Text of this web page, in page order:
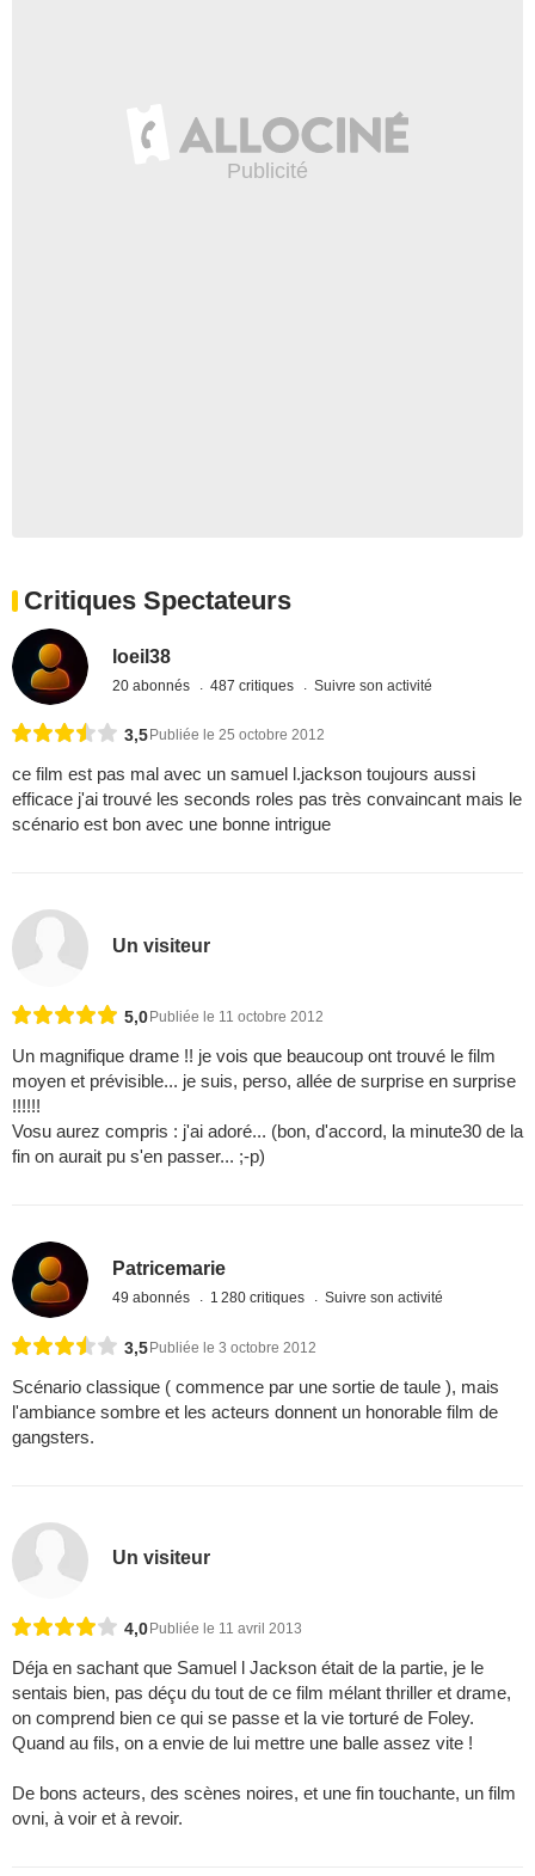
Critiques Spectateurs
loeil38
20 abonnés 487 critiques Suivre son activité
3,5 Publiée le 25 octobre 2012
ce film est pas mal avec un samuel l.jackson toujours aussi
efficace j'ai trouvé les seconds roles pas très convaincant mais le
scénario est bon avec une bonne intrigue
Un visiteur
5,0Publiée le 11 octobre 2012
Un magnifique drame !! je vois que beaucoup ont trouvé le film
moyen et prévisible... je suis, perso, allée de surprise en surprise
!!!!!!
Vosu aurez compris : j'ai adoré... (bon, d'accord, la minute30 de la
fin on aurait pu s'en passer... ;-p)
Patricemarie
49 abonnés 1 280 critiques Suivre son activité
3,5Publiée le 3 octobre 2012
Scénario classique ( commence par une sortie de taule ), mais
l'ambiance sombre et les acteurs donnent un honorable film de
gangsters.
Un visiteur
4,0 Publiée le 11 avril 2013
Déja en sachant que Samuel l Jackson était de la partie, je le
sentais bien, pas déçu du tout de ce film mélant thriller et drame,
on comprend bien ce qui se passe et la vie torturé de Foley.
Quand au fils, on a envie de lui mettre une balle assez vite !
De bons acteurs, des scènes noires, et une fin touchante, un film
ovni, à voir et à revoir.